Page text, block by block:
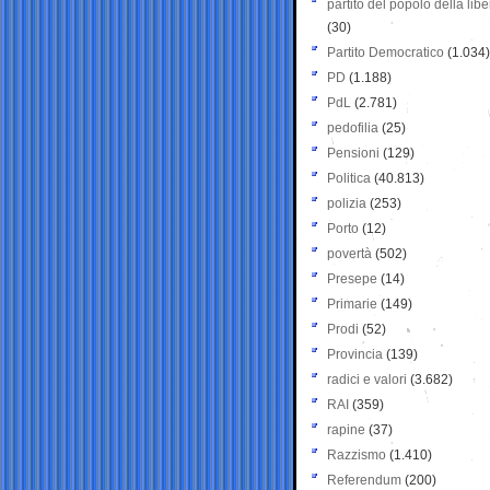
partito del popolo della
(30)
Partito Democratico (1.034)
PD (1.188)
PdL (2.781)
pedofilia (25)
Pensioni (129)
Politica (40.813)
polizia (253)
Porto (12)
povertà (502)
Presepe (14)
Primarie (149)
Prodi (52)
Provincia (139)
radici e valori (3.682)
RAI (359)
rapine (37)
Razzismo (1.410)
Referendum (200)